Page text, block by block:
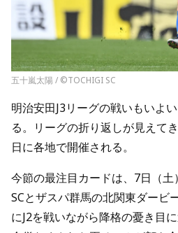
五十嵐太陽 / ©TOCHIGI SC
明治安田J3リーグの戦いもいよ
る。リーグの折り返しが見えて
日に各地で開催される。
今節の最注目カードは、7日（
SCとザスパ群馬の北関東ダービ
にJ2を戦いながら降格の憂き目